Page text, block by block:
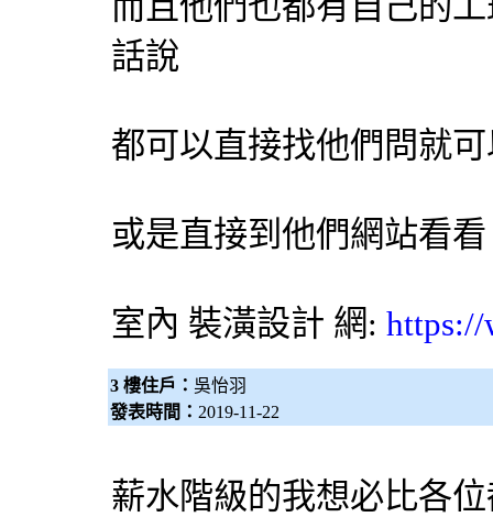
話說
都可以直接找他們問就
或是直接到他們網站看看
室內 裝潢設計 網: https://
3 樓住戶： 吳怡羽
發表時間： 2019-11-22
薪水階級的我想必比各